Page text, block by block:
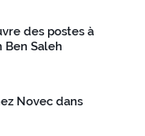
des postes à
Ben Saleh
Novec dans